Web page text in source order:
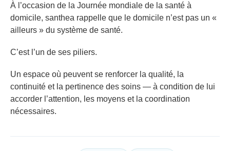
À l’occasion de la Journée mondiale de la santé à
domicile, santhea rappelle que le domicile n’est pas un «
ailleurs » du système de santé.
C’est l’un de ses piliers.
Un espace où peuvent se renforcer la qualité, la
continuité et la pertinence des soins — à condition de lui
accorder l’attention, les moyens et la coordination
nécessaires.